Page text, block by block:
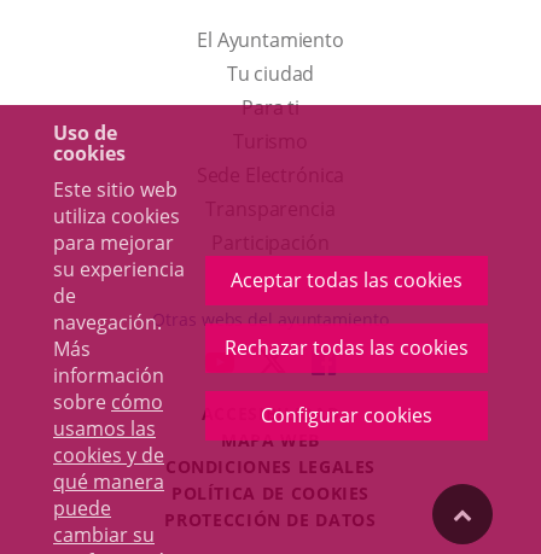
Uso de
cookies
Este sitio web
utiliza cookies
para mejorar
su experiencia
de
navegación.
Más
información
sobre cómo
usamos las
cookies y de
qué manera
puede
cambiar su
Aceptar todas las cookies
Rechazar todas las cookies
Configurar cookies
El Ayuntamiento
Tu ciudad
Para ti
en
una
ventana
nueva.
aplicación
externa.
Otras webs del ayuntamiento
ENLACE
A
UNA
APLICACIÓN
EXTERNA.
ENLACE
A
UNA
APLICACIÓN
EXTERNA.
ENLACE
A
UNA
EXTERNA.
ACCESIBILIDAD
MAPA WEB
CONDICIONES LEGALES
POLÍTICA DE COOKIES
PROTECCIÓN DE DATOS
"Volver